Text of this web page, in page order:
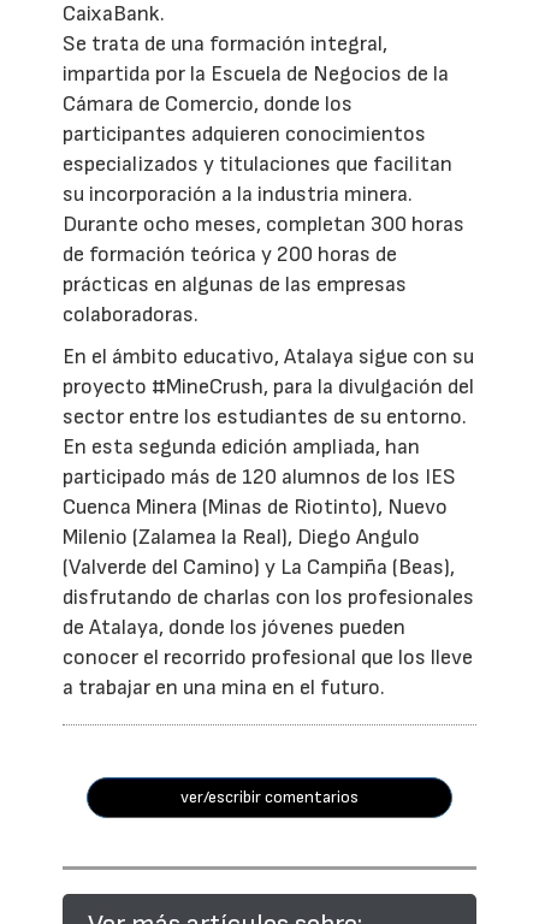
CaixaBank.
Se trata de una formación integral,
impartida por la Escuela de Negocios de la
Cámara de Comercio, donde los
participantes adquieren conocimientos
especializados y titulaciones que facilitan
su incorporación a la industria minera.
Durante ocho meses, completan 300 horas
de formación teórica y 200 horas de
prácticas en algunas de las empresas
colaboradoras.
En el ámbito educativo, Atalaya sigue con su
proyecto #MineCrush, para la divulgación del
sector entre los estudiantes de su entorno.
En esta segunda edición ampliada, han
participado más de 120 alumnos de los IES
Cuenca Minera (Minas de Riotinto), Nuevo
Milenio (Zalamea la Real), Diego Angulo
(Valverde del Camino) y La Campiña (Beas),
disfrutando de charlas con los profesionales
de Atalaya, donde los jóvenes pueden
conocer el recorrido profesional que los lleve
a trabajar en una mina en el futuro.
ver/escribir comentarios